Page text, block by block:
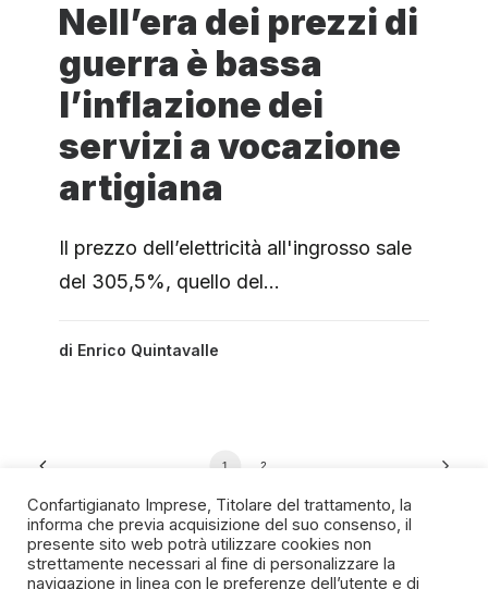
Nell’era dei prezzi di
guerra è bassa
l’inflazione dei
servizi a vocazione
artigiana
Il prezzo dell’elettricità all'ingrosso sale
del 305,5%, quello del…
di Enrico Quintavalle
1 2
Confartigianato Imprese, Titolare del trattamento, la
informa che previa acquisizione del suo consenso, il
presente sito web potrà utilizzare cookies non
strettamente necessari al fine di personalizzare la
navigazione in linea con le preferenze dell’utente e di